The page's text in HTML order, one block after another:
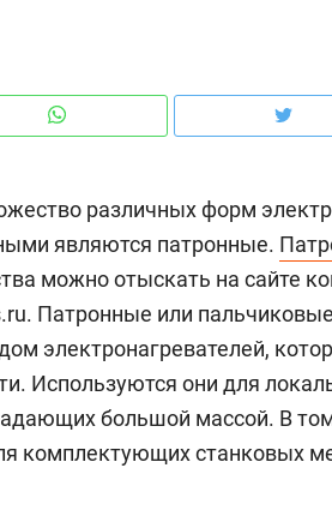
различных форм
являются патронные.
можно отыскать на сайте
Патронные или
электронагревателей,
Используются они для
большой массой. В
комплектующих станковых
Психотерапевт